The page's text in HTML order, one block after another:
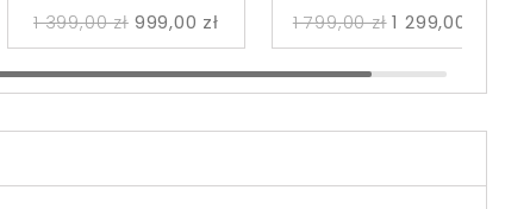
1 799,00 zł 1 299,00 zł
1 399,00 zł 999,00 zł